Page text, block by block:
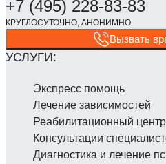
Вызвать
Экспресс помощь
Лечение зависимостей
Реабилитаци­онный центр
Консультации
Диагностика и лечение